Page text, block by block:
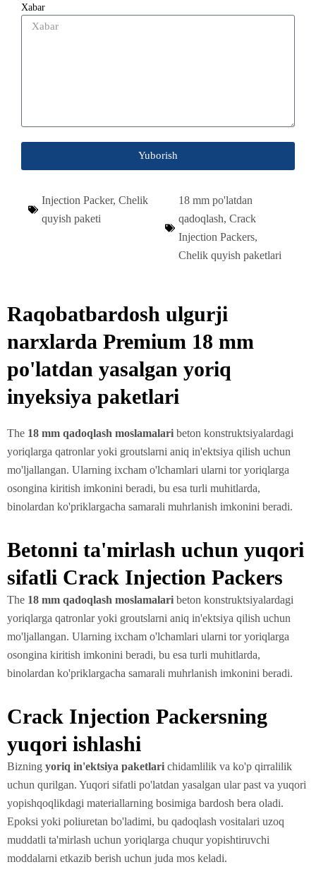
Xabar
Yuborish
Injection Packer, Chelik
quyish paketi
18 mm po'latdan
qadoqlash, Crack
Injection Packers,
Chelik quyish paketlari
Raqobatbardosh ulgurji
narxlarda Premium 18 mm
po'latdan yasalgan yoriq
inyeksiya paketlari
The 18 mm qadoqlash moslamalari beton konstruktsiyalardagi
yoriqlarga qatronlar yoki groutslarni aniq in'ektsiya qilish uchun
mo'ljallangan. Ularning ixcham o'lchamlari ularni tor yoriqlarga
osongina kiritish imkonini beradi, bu esa turli muhitlarda,
binolardan ko'priklargacha samarali muhrlanish imkonini beradi.
Betonni ta'mirlash uchun yuqori
sifatli Crack Injection Packers
The 18 mm qadoqlash moslamalari beton konstruktsiyalardagi
yoriqlarga qatronlar yoki groutslarni aniq in'ektsiya qilish uchun
mo'ljallangan. Ularning ixcham o'lchamlari ularni tor yoriqlarga
osongina kiritish imkonini beradi, bu esa turli muhitlarda,
binolardan ko'priklargacha samarali muhrlanish imkonini beradi.
Crack Injection Packersning
yuqori ishlashi
Bizning yoriq in'ektsiya paketlari chidamlilik va ko'p qirralilik
uchun qurilgan. Yuqori sifatli po'latdan yasalgan ular past va yuqori
yopishqoqlikdagi materiallarning bosimiga bardosh bera oladi.
Epoksi yoki poliuretan bo'ladimi, bu qadoqlash vositalari uzoq
muddatli ta'mirlash uchun yoriqlarga chuqur yopishtiruvchi
moddalarni etkazib berish uchun juda mos keladi.